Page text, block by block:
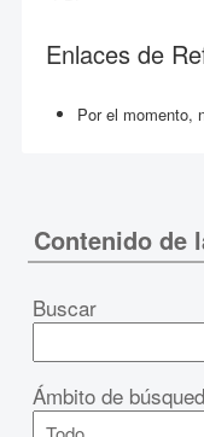
Enlaces de
Por el momento,
Contenido de
Buscar
Ámbito de